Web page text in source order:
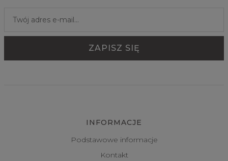
INFORMACJE
Podstawowe informacje
Kontakt